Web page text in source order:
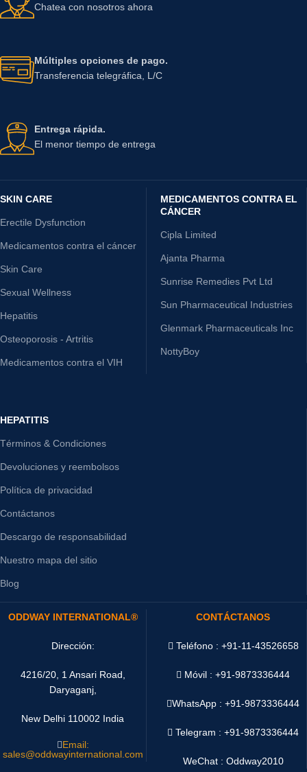
Chatea con nosotros ahora
Múltiples opciones de pago.
Transferencia telegráfica, L/C
Entrega rápida.
El menor tiempo de entrega
SKIN CARE
Erectile Dysfunction
Medicamentos contra el cáncer
Skin Care
Sexual Wellness
Hepatitis
Osteoporosis - Artritis
Medicamentos contra el VIH
MEDICAMENTOS CONTRA EL
CÁNCER
Cipla Limited
Ajanta Pharma
Sunrise Remedies Pvt Ltd
Sun Pharmaceutical Industries
Glenmark Pharmaceuticals Inc
NottyBoy
HEPATITIS
Términos & Condiciones
Devoluciones y reembolsos
Política de privacidad
Contáctanos
Descargo de responsabilidad
Nuestro mapa del sitio
Blog
ODDWAY INTERNATIONAL®
Dirección:
4216/20, 1 Ansari Road,
Daryaganj,
New Delhi 110002 India
Email:
sales@oddwayinternational.com
CONTÁCTANOS
Teléfono : +91-11-43526658
Móvil : +91-9873336444
WhatsApp :+91-9873336444
Telegram : +91-9873336444
WeChat : Oddway2010